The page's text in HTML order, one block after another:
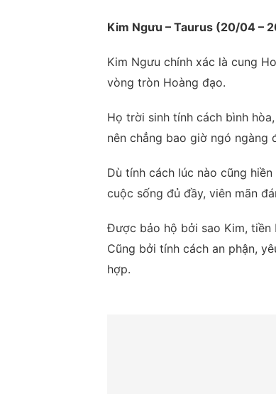
Kim Ngưu – Taurus (20/04 –
Kim Ngưu chính xác là cung
vòng tròn Hoàng đạo.
Họ trời sinh tính cách bình
nên chẳng bao giờ ngó ngàng
Dù tính cách lúc nào cũng
cuộc sống đủ đầy, viên mãn
Được bảo hộ bởi sao Kim, tiền
Cũng bởi tính cách an phận,
hợp.